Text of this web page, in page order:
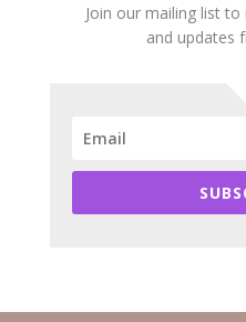
Join our mailing list
and updates